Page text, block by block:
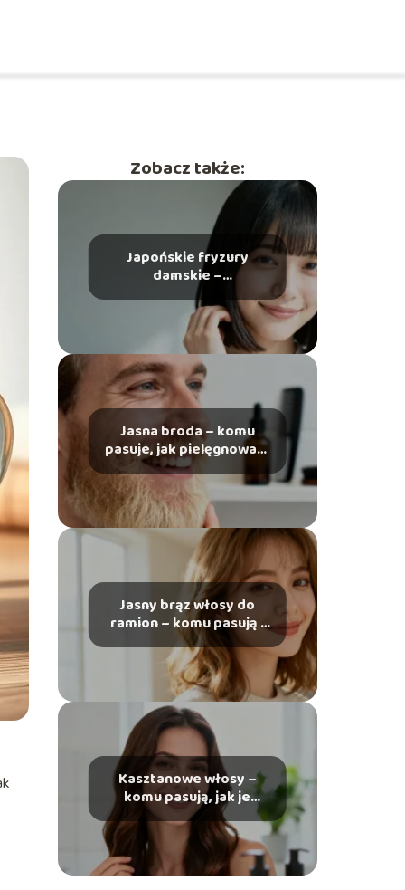
Zobacz także:
Japońskie fryzury
damskie –
najmodniejsze cięcia i
stylizacje
Jasna broda – komu
pasuje, jak pielęgnować i
farbować
Jasny brąz włosy do
ramion – komu pasują i
jak je stylizować?
Kasztanowe włosy –
komu pasują, jak je
pielęgnować?